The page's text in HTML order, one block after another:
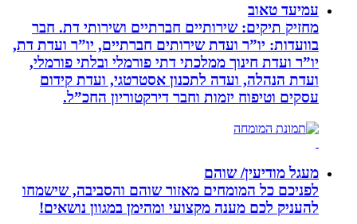
עמיעד טאוב
מחזיק תיקים: שירותיים חברתיים ושירותי דת. חבר
בוועדות: יו”ר ועדת שירותים חברתיים, יו”ר ועדת דת,
יו”ר ועדת חינוך ממלכתי דתי פורמלי ובלתי פורמלי,
ועדת הנהלה, ועדה לתכנון אסטרטגי, ועדת קידום
עסקים וטיפוח יזמות וחבר דירקטוריון החכ”ל.
מעגל מודיעין/ שוהם
לפניכם כל המומחים מאזור שוהם והסביבה, שישמחו
להעניק לכם מענה מקצועי ומהימן במגוון נושאים!